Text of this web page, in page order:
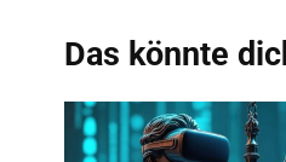
Das könnte